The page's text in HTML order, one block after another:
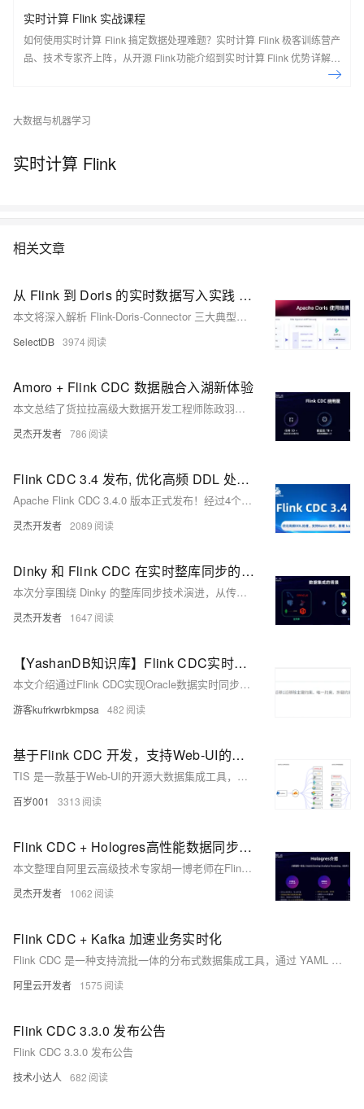
实时计算 Flink 实战课程
如何使用实时计算 Flink 搞定数据处理难题？实时计算 Flink 极客训练营产
品、技术专家齐上阵，从开源 Flink功能介绍到实时计算 Flink 优势详解，
现场实操，5天即可上手！ 欢迎开通实时计算 Flink 版：
的会议，通过参会不仅可以了解到 Flink 社区的最新动态和发展计划，还
者和使用者不可错过的盛会。 去年经过品牌升级后的 Flink Forward Asia
大数据与机器学习
实时计算 Flink
相关文章
从 Flink 到 Doris 的实时数据写入实践 —— 基于 Flink CDC 构建更实时高效的数据集成链路
本文将深入解析 Flink-Doris-Connector 三大典型场景中的设计与实现，并结合 Flink CDC 详细介绍了整库同步的解决方案，助力构建更加高效、稳定的实时数据处理体系。
SelectDB 3974
Amoro + Flink CDC 数据融合入湖新体验
本文总结了货拉拉高级大数据开发工程师陈政羽在Flink Forward Asia 2024上的分享，聚焦Flink CDC在货拉拉的应用与优化。内容涵盖CDC应用现状、数据入湖新体验、入湖优化及未来规划。文中详细分析了CDC在多业务场景中的实践，包括数据采集平台化、稳定性建设，以及面临的文件碎片化、Schema演进等挑战。同时介绍了基于Apache Amoro的湖仓融合架构，通过自优化服务解决小文件问题，提升数据新鲜度与读写平衡。未来将深化Paimon与Amoro的结合，打造更高效的入湖生态与自动化优化方案。
灵杰开发者 786
Flink CDC 3.4 发布, 优化高频 DDL 处理，支持 Batch 模式，新增 Iceberg 支持
Apache Flink CDC 3.4.0 版本正式发布！经过4个月的开发，此版本强化了对高频表结构变更的支持，新增 batch 执行模式和 Apache Iceberg Sink 连接器，可将数据库数据全增量实时写入 Iceberg 数据湖。51位贡献者完成了259次代码提交，优化了 MySQL、MongoDB 等连接器，并修复多个缺陷。未来 3.5 版本将聚焦脏数据处理、数据限流等能力及 AI 生态对接。欢迎下载体验并提出反馈！
灵杰开发者 2089
Dinky 和 Flink CDC 在实时整库同步的探索之路
本次分享围绕 Dinky 的整库同步技术演进，从传统数据集成方案的痛点出发，探讨了 Flink CDC Yaml 作业的探索历程。内容分为三个部分：起源、探索、未来。在起源部分，分析了传统数据集成方案中全量与增量割裂、时效性低等问题，引出 Flink CDC 的优势；探索部分详细对比了 Dinky CDC Source 和 Flink CDC Pipeline 的架构与能力，深入讲解了 YAML 作业的细节，如模式演变、数据转换等；未来部分则展望了 Dinky 对 Flink CDC 的支持与优化方向，包括 Pipeline 转换功能、Transform 扩展及实时湖仓治理等。
灵杰开发者 1647
【YashanDB知识库】Flink CDC实时同步Oracle数据到崖山
本文介绍通过Flink CDC实现Oracle数据实时同步至崖山数据库（YashanDB）的方法，支持全量与增量同步，并涵盖新增、修改和删除的DML操作。内容包括环境准备（如JDK、Flink版本等）、Oracle日志归档启用、用户权限配置、增量日志记录设置、元数据迁移、Flink安装与配置、生成Flink SQL文件、Streampark部署，以及创建和启动实时同步任务的具体步骤。适合需要跨数据库实时同步方案的技术人员参考。
游客kufrkwrbkmpsa 482
基于Flink CDC 开发，支持Web-UI的实时KingBase 连接器，三大模式无缝切换，效率翻倍！
TIS 是一款基于Web-UI的开源大数据集成工具，通过与人大金仓Kingbase的深度整合，提供高效、灵活的实时数据集成方案。它支持增量数据监听和实时写入，兼容MySQL、PostgreSQL和Oracle模式，无需编写复杂脚本，操作简单直观，特别适合非专业开发人员使用。TIS率先实现了Kingbase CDC连接器的整合，成为业界首个开箱即用的Kingbase CDC数据同步解决方案，助力企业数字化转型。
百岁001 3313
Flink CDC + Hologres高性能数据同步优化实践
本文整理自阿里云高级技术专家胡一博老师在Flink Forward Asia 2024数据集成（二）专场的分享，主要内容包括：1. Hologres介绍：实时数据仓库，支持毫秒级写入和高QPS查询；2. 写入优化：通过改进缓冲队列、连接池和COPY模式提高吞吐量和降低延迟；3. 消费优化：优化离线场景和分区表的消费逻辑，提升性能和资源利用率；4. 未来展望：进一步简化用户操作，支持更多DDL操作及全增量消费。Hologres 3.0全新升级为一体化实时湖仓平台，提供多项新功能并降低使用成本。
灵杰开发者 1062
Flink CDC + Kafka 加速业务实时化
Flink CDC 是一种支持流批一体的分布式数据集成工具，通过 YAML 配置实现数据传输过程中的路由与转换操作。它已从单一数据源的 CDC 数据流发展为完整的数据同步解决方案，支持 MySQL、Kafka 等多种数据源和目标端（如 Delta Lake、Iceberg）。其核心功能包括多样化数据输入链路、Schema Evolution、Transform 和 Routing 模块，以及丰富的监控指标。相比传统 SQL 和 DataStream 作业，Flink CDC 提供更灵活的 Schema 变更控制和原始 binlog 同步能力。
阿里云开发者 1575
Flink CDC 3.3.0 发布公告
Flink CDC 3.3.0 发布公告
技术小达人 682